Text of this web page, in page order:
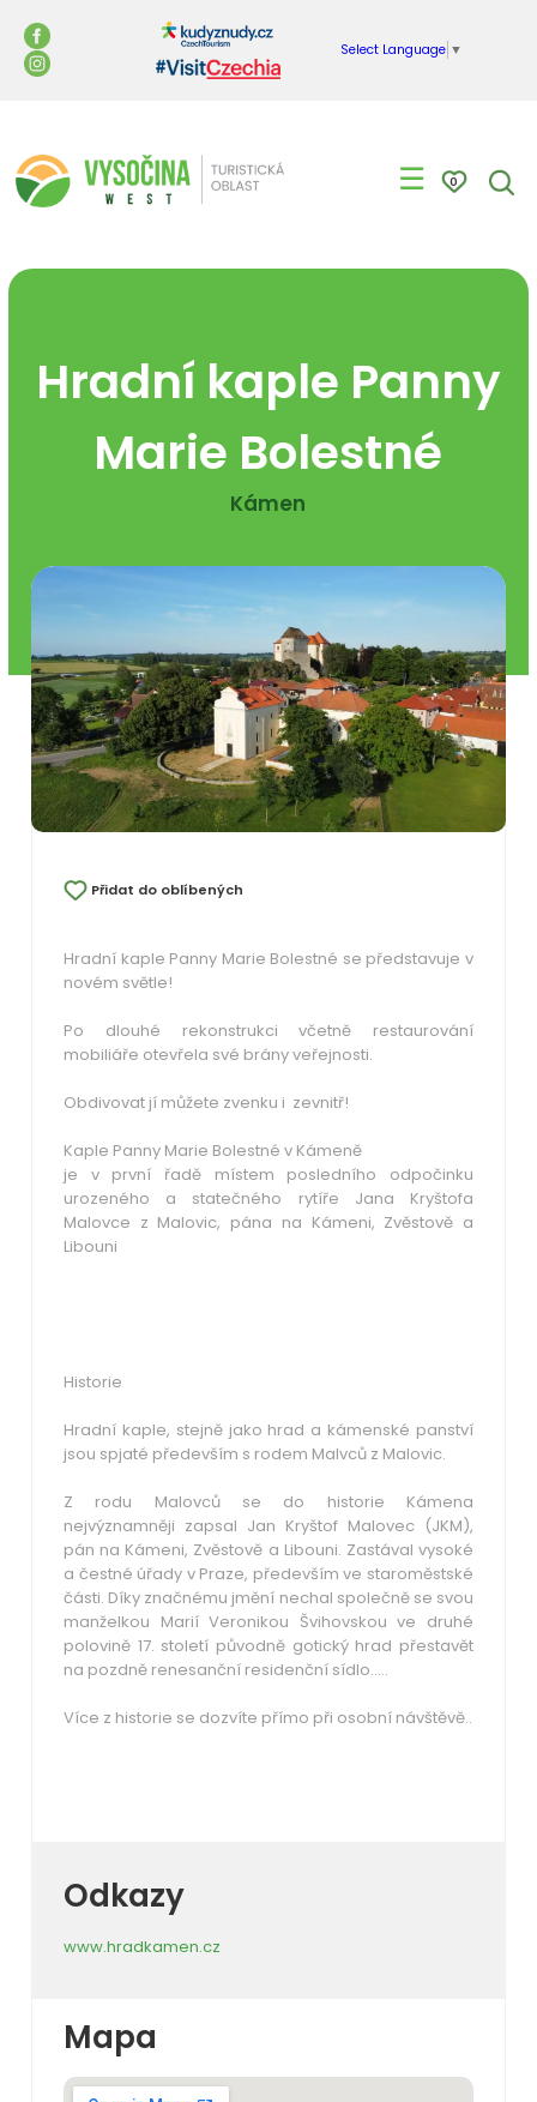
Select Language ▼
☰ 0
Hradní kaple Panny
Marie Bolestné
Kámen
Přidat do oblíbených
Hradní kaple Panny Marie Bolestné se představuje v
novém světle!
Po dlouhé rekonstrukci včetně restaurování
mobiliáře otevřela své brány veřejnosti.
Obdivovat jí můžete zvenku i zevnitř!
Kaple Panny Marie Bolestné v Kámeně
je v první řadě místem posledního odpočinku
urozeného a statečného rytíře Jana Kryštofa
Malovce z Malovic, pána na Kámeni, Zvěstově a
Libouni
Historie
Hradní kaple, stejně jako hrad a kámenské panství
jsou spjaté především s rodem Malvců z Malovic.
Z rodu Malovců se do historie Kámena
nejvýznamněji zapsal Jan Kryštof Malovec (JKM),
pán na Kámeni, Zvěstově a Libouni. Zastával vysoké
a čestné úřady v Praze, především ve staroměstské
části. Díky značnému jmění nechal společně se svou
manželkou Marií Veronikou Švihovskou ve druhé
polovině 17. století původně gotický hrad přestavět
na pozdně renesanční residenční sídlo…..
Více z historie se dozvíte přímo při osobní návštěvě..
Odkazy
www.hradkamen.cz
Mapa